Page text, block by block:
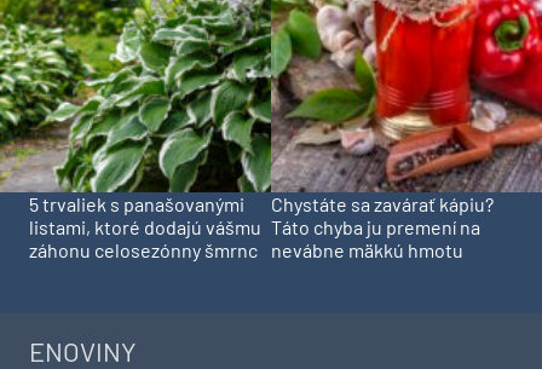
5 trvaliek s panašovanými
listami, ktoré dodajú vášmu
záhonu celosezónny šmrnc
Chystáte sa zavárať kápiu?
Táto chyba ju premení na
nevábne mäkkú hmotu
ENOVINY